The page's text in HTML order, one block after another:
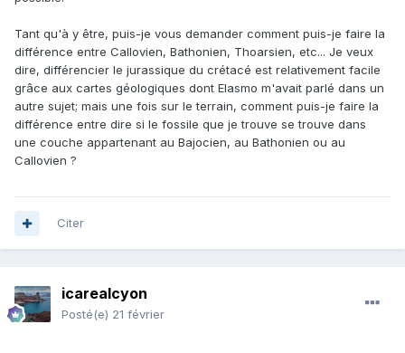
Tant qu'à y être, puis-je vous demander comment puis-je faire la
différence entre Callovien, Bathonien, Thoarsien, etc... Je veux
dire, différencier le jurassique du crétacé est relativement facile
grâce aux cartes géologiques dont Elasmo m'avait parlé dans un
autre sujet; mais une fois sur le terrain, comment puis-je faire la
différence entre dire si le fossile que je trouve se trouve dans
une couche appartenant au Bajocien, au Bathonien ou au
Callovien ?
Citer
icarealcyon
Posté(e) 21 février